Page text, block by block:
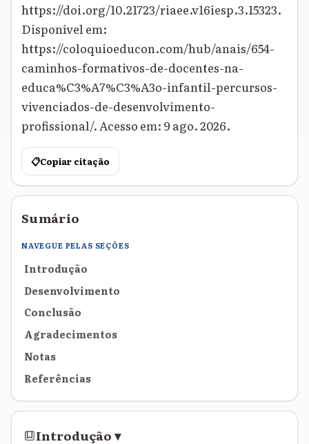
https://doi.org/10.21723/riaee.v16iesp.3.15323.
Disponível em:
https://coloquioeducon.com/hub/anais/654-
caminhos-formativos-de-docentes-na-
educa%C3%A7%C3%A3o-infantil-percursos-
vivenciados-de-desenvolvimento-
profissional/. Acesso em: 9 ago. 2026.
📋Copiar citação
Sumário
NAVEGUE PELAS SEÇÕES
Introdução
Desenvolvimento
Conclusão
Agradecimentos
Notas
Referências
Introdução▾